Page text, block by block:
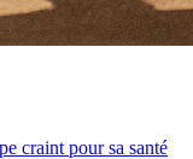
craint pour sa santé